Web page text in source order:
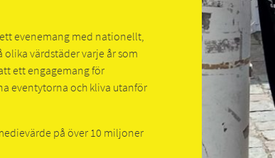
evenemang med nationellt,
värdstäder varje år som
ett engagemang för
eventytorna och kliva utanför
på över 10 miljoner